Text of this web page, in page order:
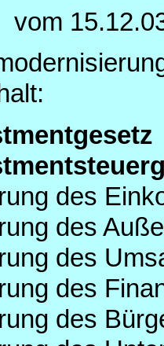
vom
des
des
des
des
des